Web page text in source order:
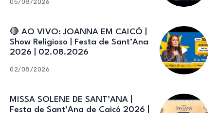
05/08/2026
🔴 AO VIVO: JOANNA EM CAICÓ |
Show Religioso | Festa de Sant’Ana
2026 | 02.08.2026
02/08/2026
MISSA SOLENE DE SANT’ANA |
Festa de Sant’Ana de Caicó 2026 |